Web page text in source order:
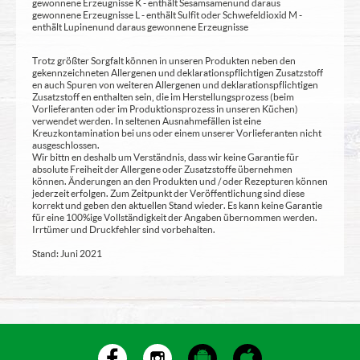
gewonnene Erzeugnisse K - enthält Sesamsamen und daraus
gewonnene Erzeugnisse L - enthält Sulfit oder Schwefeldioxid M -
enthält Lupinen und daraus gewonnene Erzeugnisse
Trotz größter Sorgfalt können in unseren Produkten neben den
gekennzeichneten Allergenen und deklarationspflichtigen Zusatzstoff
en auch Spuren von weiteren Allergenen und deklarationspflichtigen
Zusatzstoff en enthalten sein, die im Herstellungsprozess (beim
Vorlieferanten oder im Produktionsprozess in unseren Küchen)
verwendet werden. In seltenen Ausnahmefällen ist eine
Kreuzkontamination bei uns oder einem unserer Vorlieferanten nicht
ausgeschlossen.
Wir bittn en deshalb um Verständnis, dass wir keine Garantie für
absolute Freiheit der Allergene oder Zusatzstoffe übernehmen
können. Änderungen an den Produkten und / oder Rezepturen können
jederzeit erfolgen. Zum Zeitpunkt der Veröffentlichung sind diese
korrekt und geben den aktuellen Stand wieder. Es kann keine Garantie
für eine 100%ige Vollständigkeit der Angaben übernommen werden.
Irrtümer und Druckfehler sind vorbehalten.
Stand: Juni 2021